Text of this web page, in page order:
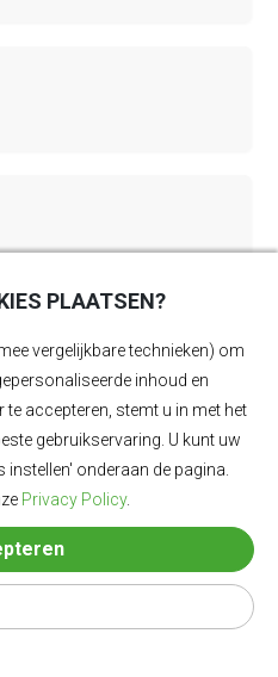
PLAATSEN?
vergelijkbare technieken) om
inhoud en
te accepteren, stemt u in met het
gebruikservaring. U kunt uw
instellen' onderaan de pagina.
Privacy Policy.